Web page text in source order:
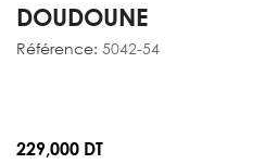
DOUDOUNE
Référence: 5042-54
229,000 DT